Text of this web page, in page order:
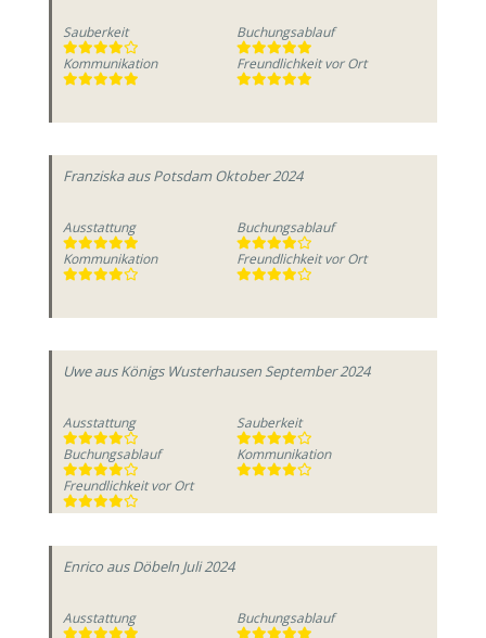
Sauberkeit
Buchungsablauf
Kommunikation
Freundlichkeit vor Ort
Franziskaaus Potsdam Oktober 2024
Ausstattung
Buchungsablauf
Kommunikation
Freundlichkeit vor Ort
Uweaus Königs Wusterhausen September 2024
Ausstattung
Sauberkeit
Buchungsablauf
Kommunikation
Freundlichkeit vor Ort
Enrico aus Döbeln Juli 2024
Ausstattung
Buchungsablauf